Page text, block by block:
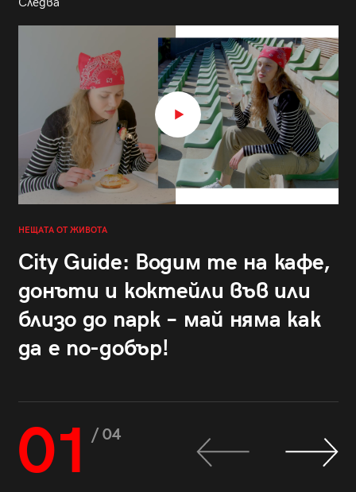
НЕЩАТА ОТ ЖИВОТА
City Guide: Водим те на кафе,
донъти и коктейли във или
близо до парк – май няма как
да е по-добър!
01 / 04